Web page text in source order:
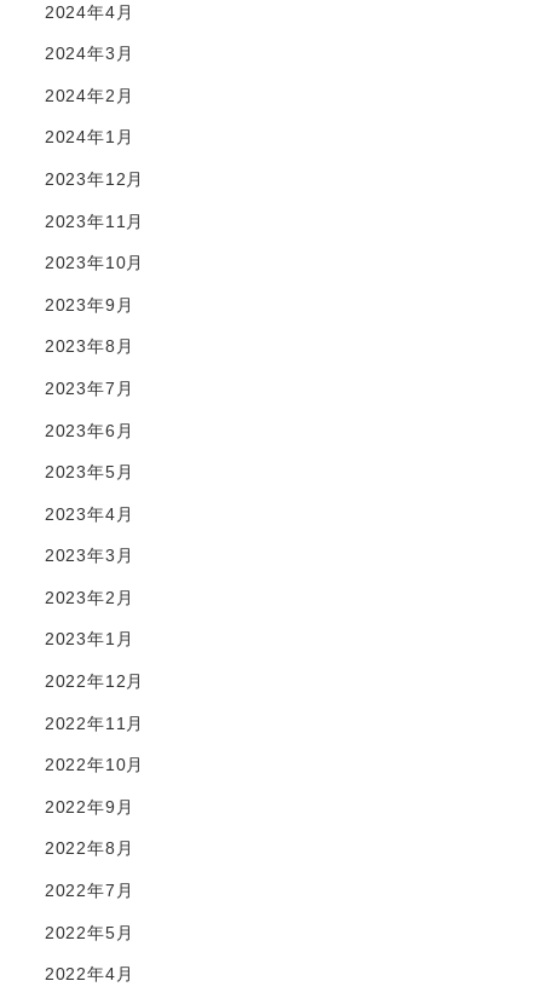
2024年4月
2024年3月
2024年2月
2024年1月
2023年12月
2023年11月
2023年10月
2023年9月
2023年8月
2023年7月
2023年6月
2023年5月
2023年4月
2023年3月
2023年2月
2023年1月
2022年12月
2022年11月
2022年10月
2022年9月
2022年8月
2022年7月
2022年5月
2022年4月